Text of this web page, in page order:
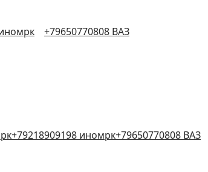
+79650770808 ВАЗ
+79218909198 иномрк+79650770808 ВАЗ